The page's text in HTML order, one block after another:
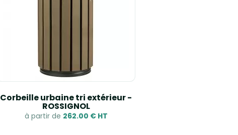
Corbeille urbaine tri extérieur -
ROSSIGNOL
à partir de 262.00 € HT